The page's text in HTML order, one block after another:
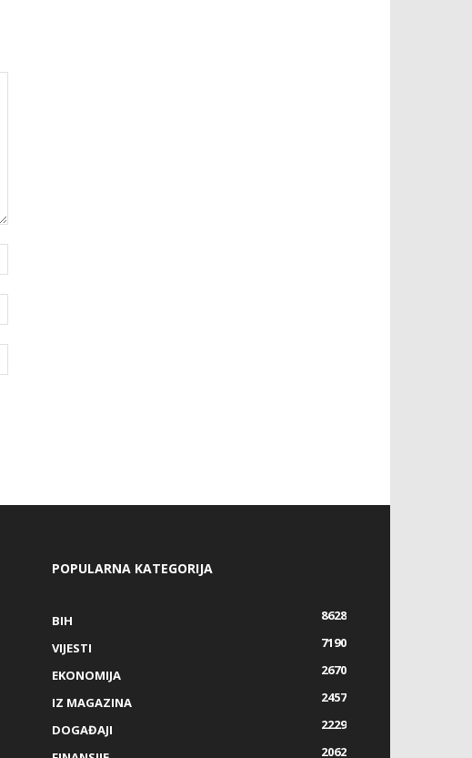
POPULARNA KATEGORIJA
BIH
8628
VIJESTI
7190
EKONOMIJA
2670
IZ MAGAZINA
2457
DOGAĐAJI
2229
2062